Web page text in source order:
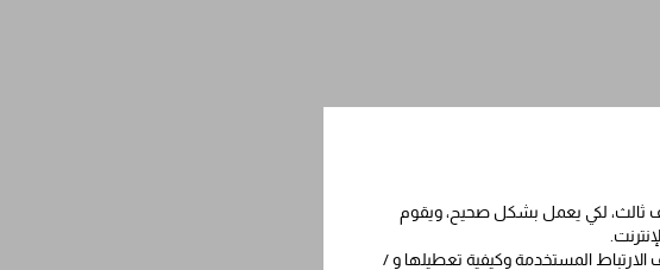
ثالث، لكي يعمل بشكل صحيح، ويقوم
الارتباط المستخدمة وكيفية تعطيلها و /